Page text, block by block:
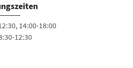
14:00-18:00
12:30